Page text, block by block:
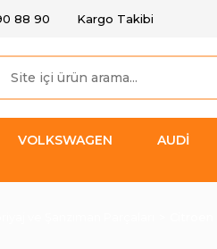
88 90 Kargo Takibi
VOLKSWAGEN AUDİ